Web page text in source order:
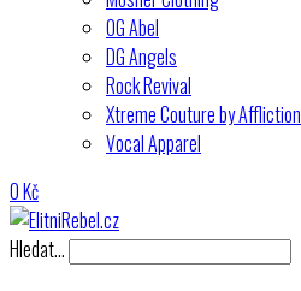
OG Abel
DG Angels
Rock Revival
Xtreme Couture by Affliction
Vocal Apparel
0Kč
Hledat…